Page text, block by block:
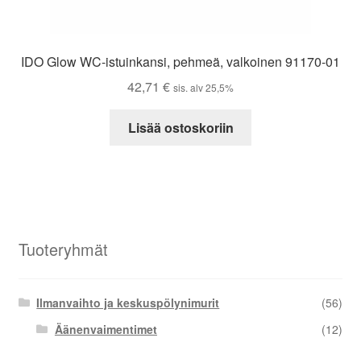
IDO Glow WC-istuinkansi, pehmeä, valkoinen 91170-01
42,71 € sis. alv 25,5%
Lisää ostoskoriin
Tuoteryhmät
Ilmanvaihto ja keskuspölynimurit
(56)
Äänenvaimentimet
(12)